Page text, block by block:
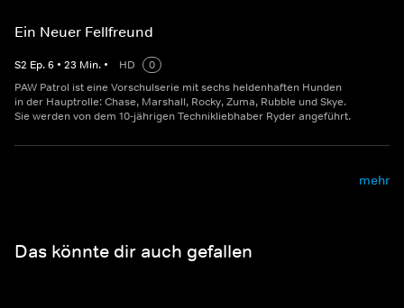
Ein Neuer Fellfreund
S2 Ep.6 • 23 Min. • HD
0
PAW Patrol ist eine Vorschulserie mit sechs heldenhaften Hunden
in der Hauptrolle: Chase, Marshall, Rocky, Zuma, Rubble und Skye.
Sie werden von dem 10-jährigen Technikliebhaber Ryder angeführt.
mehr
Das könnte dir auch gefallen